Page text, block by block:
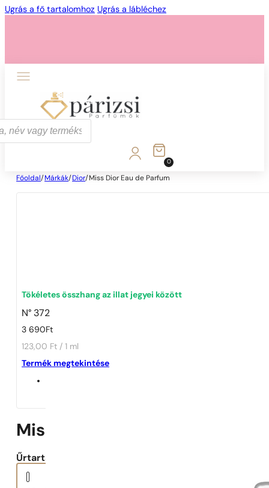
Ugrás a fő tartalomhoz Ugrás a lábléchez
1 - 3 db
0
Főoldal/ Márkák/ Dior/ Miss Dior Eau de Parfum
Tökéletes összhang az illat jegyei között
N° 372
3 690 Ft
123,00 Ft / 1 ml
Termék megtekintése
Miss Dior Eau de Parfum
Űrtartalom: